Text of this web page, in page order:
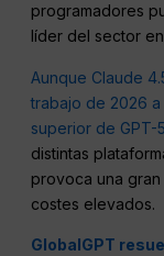
programadores
líder del sector
Aunque Claude
trabajo de 2026
superior de GPT-
distintas
provoca una
costes elevados.
GlobalGPT